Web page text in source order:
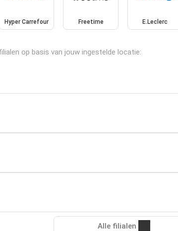
Hyper Carrefour Freetime E.Leclerc
op basis van jouw ingestelde locatie:
Alle filialen